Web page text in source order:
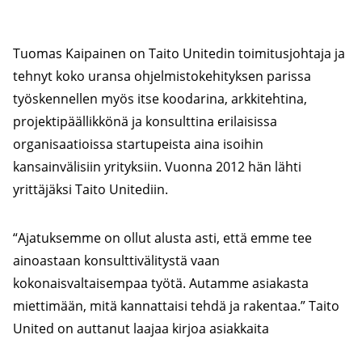
Tuomas Kaipainen on Taito Unitedin toimitusjohtaja ja
tehnyt koko uransa ohjelmistokehityksen parissa
työskennellen myös itse koodarina, arkkitehtina,
projektipäällikkönä ja konsulttina erilaisissa
organisaatioissa startupeista aina isoihin
kansainvälisiin yrityksiin. Vuonna 2012 hän lähti
yrittäjäksi Taito Unitediin.
“Ajatuksemme on ollut alusta asti, että emme tee
ainoastaan konsulttivälitystä vaan
kokonaisvaltaisempaa työtä. Autamme asiakasta
miettimään, mitä kannattaisi tehdä ja rakentaa.” Taito
United on auttanut laajaa kirjoa asiakkaita